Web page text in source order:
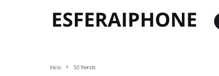
Inicio 50 friends